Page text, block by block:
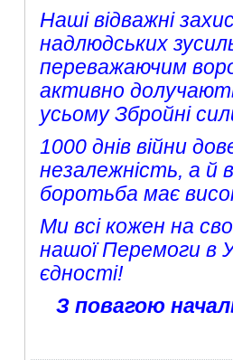
Наші відважні
надлюдських
переважаючим
активно
усьому Збройні
1000 днів війни
незалежність, а й
боротьба має
Ми всі кожен на
нашої Перемоги в
єдності!
З повагою